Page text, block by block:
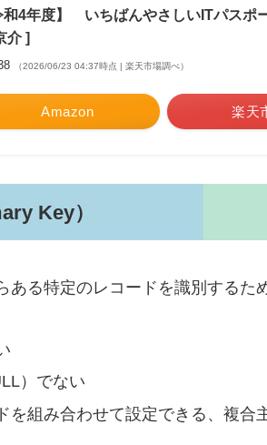
和4年度】 いちばんやさしいITパス
介 ]
（2026/06/23 04:37時点 | 楽天市場調べ）
Amazon 楽天
Key）
ある特定のレコードを識別するた
）でない
を組み合わせて設定できる、複合